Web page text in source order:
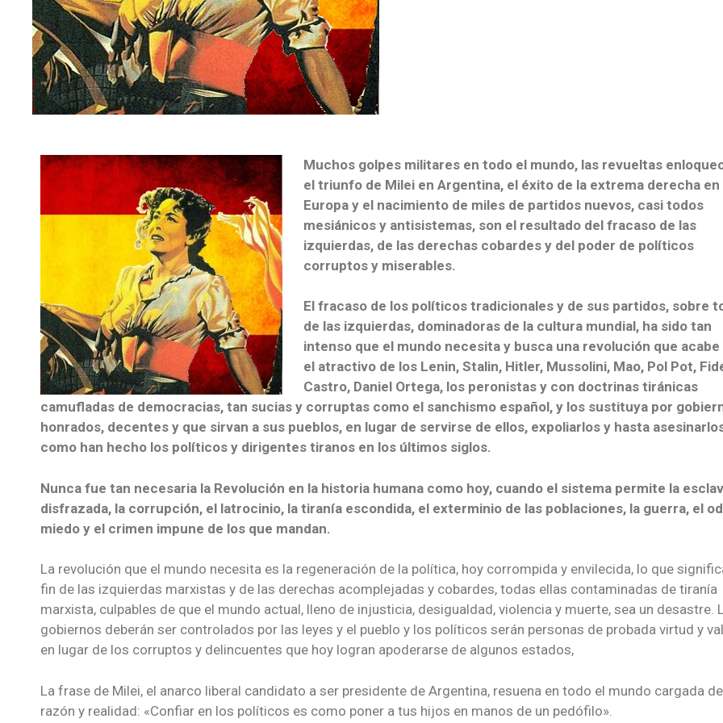
Muchos golpes militares en todo el mundo, las revueltas
el triunfo de Milei en Argentina, el éxito de la extrema derecha en
Europa y el nacimiento de miles de partidos nuevos, casi todos
mesiánicos y antisistemas, son el resultado del fracaso de las
izquierdas, de las derechas cobardes y del poder de políticos
corruptos y miserables.
El fracaso de los políticos tradicionales y de sus partidos, sobre
de las izquierdas, dominadoras de la cultura mundial, ha sido tan
intenso que el mundo necesita y busca una revolución que acabe
el atractivo de los Lenin, Stalin, Hitler, Mussolini, Mao, Pol Pot,
Castro, Daniel Ortega, los peronistas y con doctrinas tiránicas
camufladas de democracias, tan sucias y corruptas como el sanchismo español, y los sustituya por
honrados, decentes y que sirvan a sus pueblos, en lugar de servirse de ellos, expoliarlos y hasta
como han hecho los políticos y dirigentes tiranos en los últimos siglos.
Nunca fue tan necesaria la Revolución en la historia humana como hoy, cuando el sistema permite la
disfrazada, la corrupción, el latrocinio, la tiranía escondida, el exterminio de las poblaciones, la guerra, el
miedo y el crimen impune de los que mandan.
La revolución que el mundo necesita es la regeneración de la política, hoy corrompida y envilecida, lo que
fin de las izquierdas marxistas y de las derechas acomplejadas y cobardes, todas ellas contaminadas de tiranía
marxista, culpables de que el mundo actual, lleno de injusticia, desigualdad, violencia y muerte, sea un desastre.
gobiernos deberán ser controlados por las leyes y el pueblo y los políticos serán personas de probada virtud y
en lugar de los corruptos y delincuentes que hoy logran apoderarse de algunos estados,
La frase de Milei, el anarco liberal candidato a ser presidente de Argentina, resuena en todo el mundo cargada de
razón y realidad: «Confiar en los políticos es como poner a tus hijos en manos de un pedófilo».